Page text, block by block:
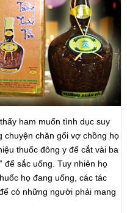
ham muốn tình dục suy
chuyện chăn gối vợ chồng họ
thuốc đông y để cắt vài ba
để sắc uống. Tuy nhiên họ
họ đang uống, các tác
có những người phải mang